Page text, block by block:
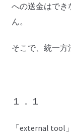
への送金はでき
ん。
そこで、統一方
１．１
「external tool